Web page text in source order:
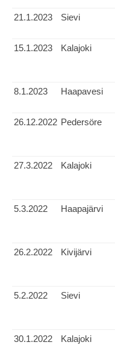
21.1.2023 Sievi
15.1.2023 Kalajoki
8.1.2023
Haapavesi
26.12.2022 Pedersöre
27.3.2022
Kalajoki
5.3.2022
Haapajärvi
26.2.2022
Kivijärvi
5.2.2022
Sievi
30.1.2022
Kalajoki